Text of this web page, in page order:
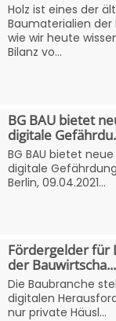
Holz ist eines der
Baumaterialien der
wie wir heute
Bilanz vo...
BG BAU bietet
digitale
BG BAU bietet
digitale
Berlin, 09.04.2021...
Fördergelder für
der Bauwirtscha...
Die Baubranche
digitalen
nur private Häusl...